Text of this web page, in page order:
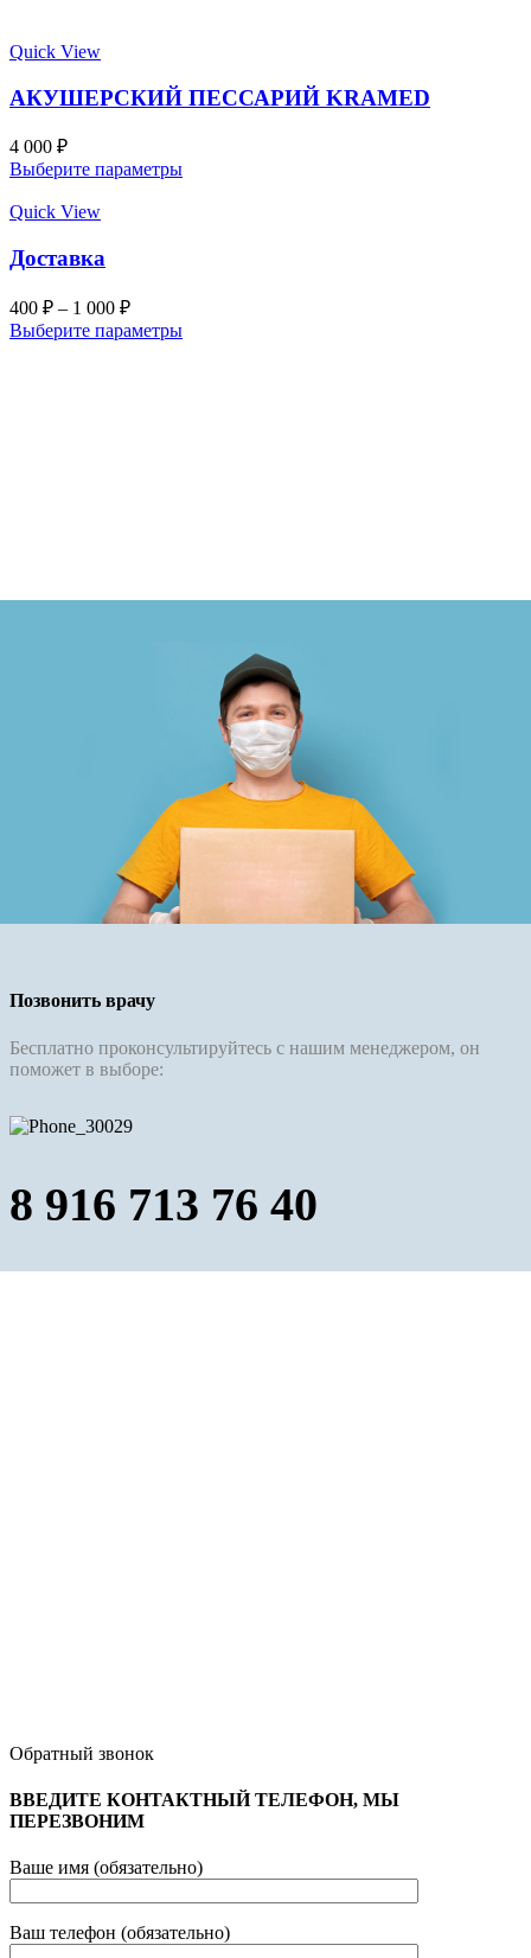
Quick View
АКУШЕРСКИЙ ПЕССАРИЙ KRAMED
4 000 ₽
Выберите параметры
Quick View
Доставка
400 ₽ – 1 000 ₽
Выберите параметры
Позвонить врачу
Бесплатно проконсультируйтесь с нашим менеджером, он
поможет в выборе:
8 916 713 76 40
Обратный звонок
ВВЕДИТЕ КОНТАКТНЫЙ ТЕЛЕФОН, МЫ
ПЕРЕЗВОНИМ
Ваше имя (обязательно)
Ваш телефон (обязательно)